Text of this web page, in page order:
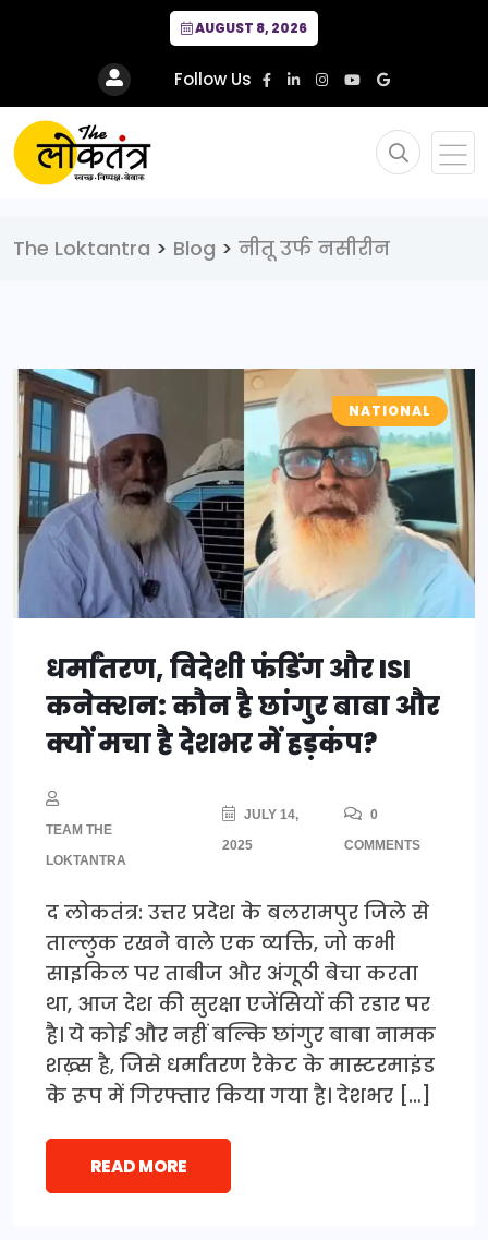
AUGUST 8, 2026
Follow Us
The Loktantra > Blog > नीतू उर्फ नसीरीन
NATIONAL
धर्मांतरण, विदेशी फंडिंग और ISI
कनेक्शन: कौन है छांगुर बाबा और
क्यों मचा है देशभर में हड़कंप?
TEAM THE
LOKTANTRA
JULY 14,
2025
0
COMMENTS
द लोकतंत्र: उत्तर प्रदेश के बलरामपुर जिले से
ताल्लुक रखने वाले एक व्यक्ति, जो कभी
साइकिल पर ताबीज और अंगूठी बेचा करता
था, आज देश की सुरक्षा एजेंसियों की रडार पर
है। ये कोई और नहीं बल्कि छांगुर बाबा नामक
शख़्स है, जिसे धर्मांतरण रैकेट के मास्टरमाइंड
के रूप में गिरफ्तार किया गया है। देशभर […]
READ MORE